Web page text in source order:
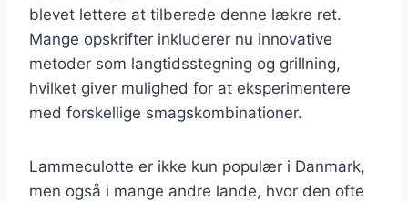
blevet lettere at tilberede denne lækre ret.
Mange opskrifter inkluderer nu innovative
metoder som langtidsstegning og grillning,
hvilket giver mulighed for at eksperimentere
med forskellige smagskombinationer.
Lammeculotte er ikke kun populær i Danmark,
men også i mange andre lande, hvor den ofte